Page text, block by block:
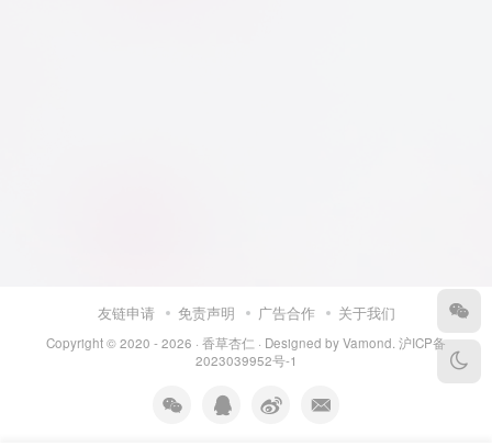
友链申请 免责声明 广告合作 关于我们
Copyright © 2020 - 2026 · 香草杏仁 · Designed byVamond 沪ICP备
2023039952号-1